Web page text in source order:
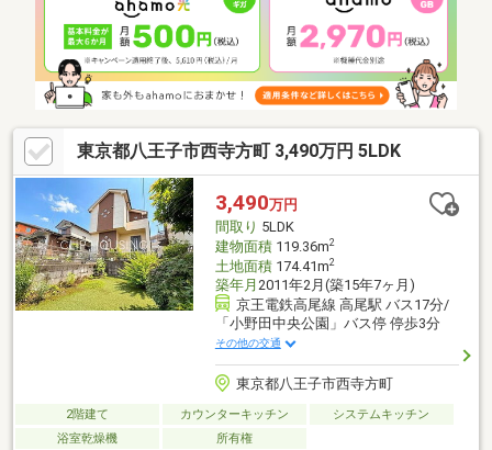
東京都八王子市西寺方町 3,490万円 5LDK
3,490万円
間取り 5LDK
建物面積119.36m2
土地面積174.41m2
築年月 2011年2月(築15年7ヶ月)
京王電鉄高尾線 高尾駅 バス17分/
「小野田中央公園」バス停 停歩3分
その他の交通
東京都八王子市西寺方町
2階建て カウンターキッチン
システムキッチン
浴室乾燥機
所有権